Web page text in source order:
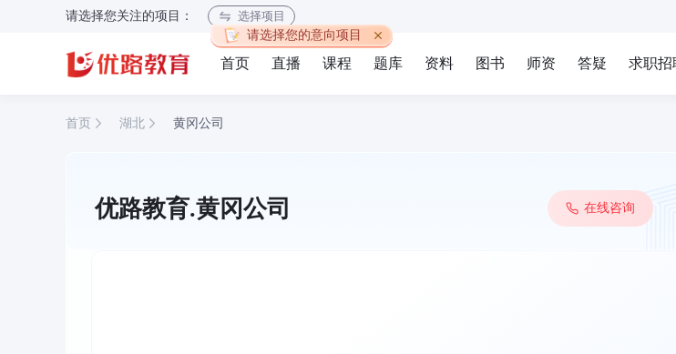
请选择您关注的项目：
选择项目
请选择您的意向项目
首页 直播 课程 题库 资料 图书 师资 答疑 求职招
首页 湖北 黄冈公司
优路教育.黄冈公司 在线咨询